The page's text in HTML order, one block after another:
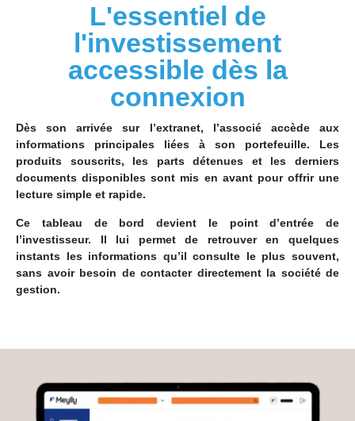
L'essentiel de
l'investissement
accessible dès la
connexion
Dès son arrivée sur l’extranet, l’associé accède aux
informations principales liées à son portefeuille. Les
produits souscrits, les parts détenues et les derniers
documents disponibles sont mis en avant pour offrir une
lecture simple et rapide.
Ce tableau de bord devient le point d’entrée de
l’investisseur. Il lui permet de retrouver en quelques
instants les informations qu’il consulte le plus souvent,
sans avoir besoin de contacter directement la société de
gestion.